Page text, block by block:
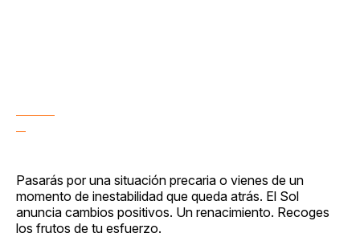
Pasarás por una situación precaria o vienes de un
momento de inestabilidad que queda atrás. El Sol
anuncia cambios positivos. Un renacimiento. Recoges
los frutos de tu esfuerzo.